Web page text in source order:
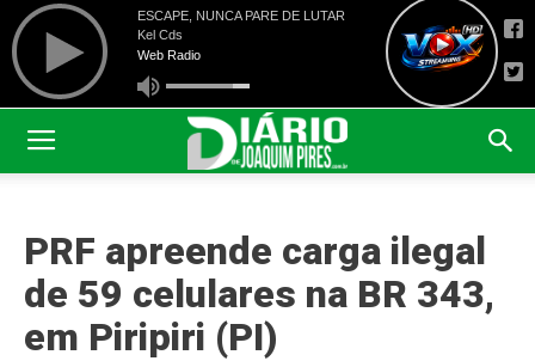
PRF apreende carga ilegal
de 59 celulares na BR 343,
em Piripiri (PI)